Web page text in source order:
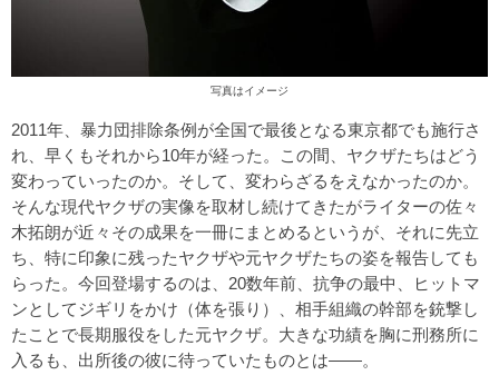
写真はイメージ
2011年、暴力団排除条例が全国で最後となる東京都でも施行さ
れ、早くもそれから10年が経った。この間、ヤクザたちはどう
変わっていったのか。そして、変わらざるをえなかったのか。
そんな現代ヤクザの実像を取材し続けてきたがライターの佐々
木拓朗が近々その成果を一冊にまとめるというが、それに先立
ち、特に印象に残ったヤクザや元ヤクザたちの姿を報告しても
らった。今回登場するのは、20数年前、抗争の最中、ヒットマ
ンとしてジギリをかけ（体を張り）、相手組織の幹部を銃撃し
たことで長期服役をした元ヤクザ。大きな功績を胸に刑務所に
入るも、出所後の彼に待っていたものとは――。